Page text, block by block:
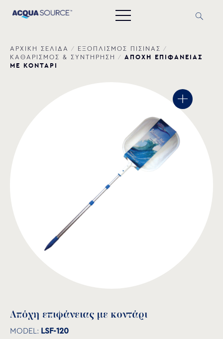
ΑΡΧΙΚΗ ΣΕΛΙΔΑ / ΕΞΟΠΛΙΣΜΟΣ ΠΙΣΙΝΑΣ /
ΚΑΘΑΡΙΣΜΟΣ & ΣΥΝΤΗΡΗΣΗ / AΠΟΧΗ ΕΠΙΦΑΝΕΙΑΣ
ΜΕ ΚΟΝΤΑΡΙ
Aπόχη επιφάνειας με κοντάρι
MODEL: LSF-120